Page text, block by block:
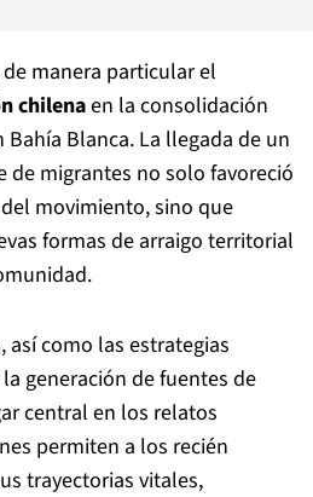
manera particular el
chilenaen la consolidación
Blanca. La llegada de un
migrantes no solo favoreció
movimiento, sino que
formas de arraigo territorial
así como las estrategias
generación de fuentes de
central en los relatos
permiten a los recién
trayectorias vitales,